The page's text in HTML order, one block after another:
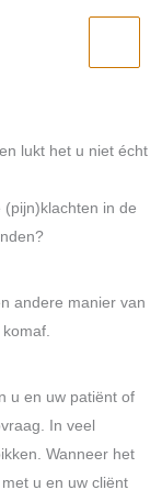
lukt het u niet écht
in de
andere manier van
u en uw patiënt of
In veel
Wanneer het
u en uw cliënt